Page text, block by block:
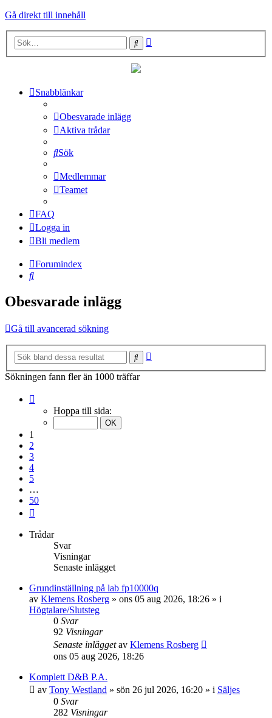
Gå direkt till innehåll
Sök
Snabblänkar
Obesvarade inlägg
Aktiva trådar
Sök
Medlemmar
Teamet
FAQ
Logga in
Bli medlem
Forumindex
Sök
Obesvarade inlägg
Gå till avancerad sökning
Sök
Sökningen fann fler än 1000 träffar
Hoppa till sida:
1
2
3
4
5
…
50
Trådar
Svar
Visningar
Senaste inlägget
Grundinställning på lab fp10000q
av Klemens Rosberg » ons 05 aug 2026, 18:26 » i
Högtalare/Slutsteg
0 Svar
92 Visningar
Senaste inläggetav Klemens Rosberg
ons 05 aug 2026, 18:26
Komplett D&B P.A.
av Tony Westland » sön 26 jul 2026, 16:20 » i Säljes
0 Svar
282 Visningar